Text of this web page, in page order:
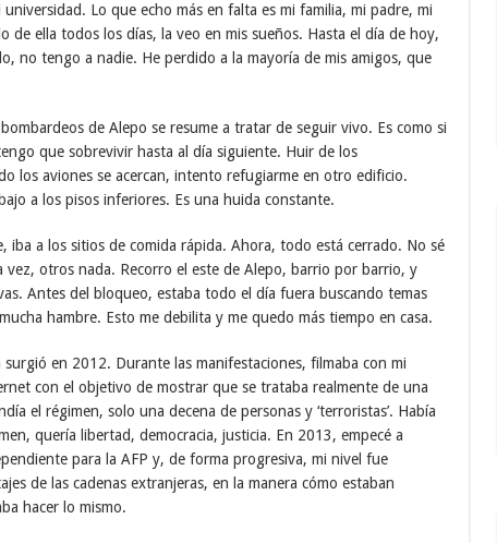
Lo que echo más en falta es mi familia, mi padre, mi
de ella todos los días, la veo en mis sueños. Hasta el día de hoy,
no tengo a nadie. He perdido a la mayoría de mis amigos, que
de Alepo se resume a tratar de seguir vivo. Es como si
que sobrevivir hasta al día siguiente. Huir de los
los aviones se acercan, intento refugiarme en otro edificio.
a los pisos inferiores. Es una huida constante.
iba a los sitios de comida rápida. Ahora, todo está cerrado. No sé
vez, otros nada. Recorro el este de Alepo, barrio por barrio, y
Antes del bloqueo, estaba todo el día fuera buscando temas
hambre. Esto me debilita y me quedo más tiempo en casa.
en 2012. Durante las manifestaciones, filmaba con mi
con el objetivo de mostrar que se trataba realmente de una
el régimen, solo una decena de personas y ‘terroristas’. Había
quería libertad, democracia, justicia. En 2013, empecé a
para la AFP y, de forma progresiva, mi nivel fue
de las cadenas extranjeras, en la manera cómo estaban
hacer lo mismo.